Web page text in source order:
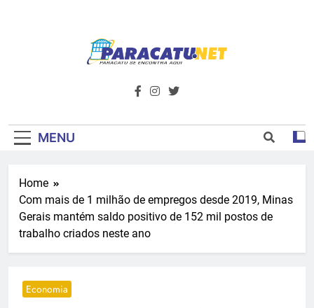
Paracatu.net –
Notícias E
Primeiro Do
Noroeste De
Minas
além de tudo sobre esportes e
MENU
Home
Com mais de 1 milhão de empregos desde 2019, Minas
Gerais mantém saldo positivo de 152 mil postos de
trabalho criados neste ano
Economia